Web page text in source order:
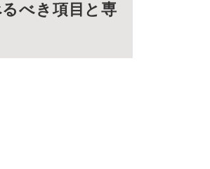
べき項目と専